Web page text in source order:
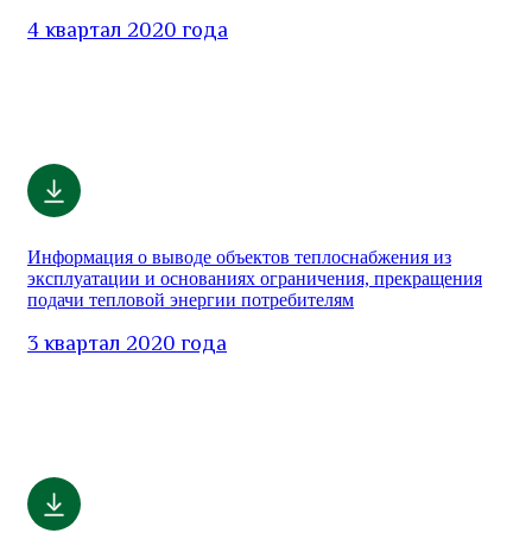
4 квартал 2020 года
Информация о выводе объектов теплоснабжения из
эксплуатации и основаниях ограничения, прекращения
подачи тепловой энергии потребителям
3 квартал 2020 года